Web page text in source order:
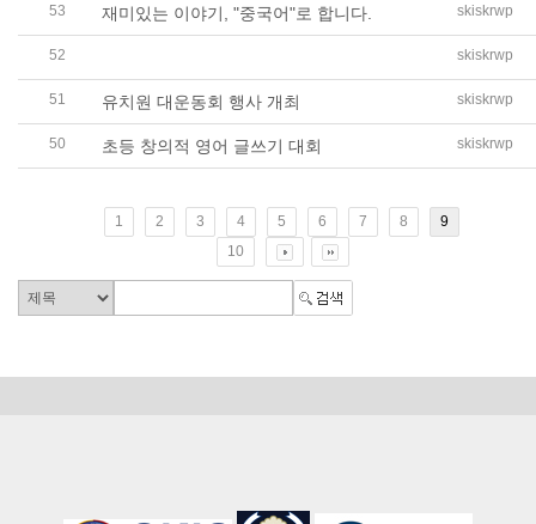
53 재미있는 이야기, "중국어"로 합니다. skiskrwp
52 초등 - “우리 아이디어 어때요?!” 초등 융합과학 탐구대회
skiskrwp
51 유치원 대운동회 행사 개최 skiskrwp
50 초등 창의적 영어 글쓰기 대회 skiskrwp
1 2 3 4 5 6 7 8
9
10